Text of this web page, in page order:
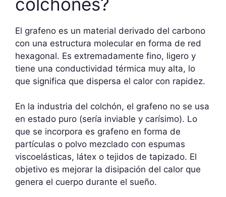
El grafeno es un material derivado del carbono
con una estructura molecular en forma de red
hexagonal. Es extremadamente fino, ligero y
tiene una conductividad térmica muy alta, lo
que significa que dispersa el calor con rapidez.
En la industria del colchón, el grafeno no se usa
en estado puro (sería inviable y carísimo). Lo
que se incorpora es grafeno en forma de
partículas o polvo mezclado con espumas
viscoelásticas, látex o tejidos de tapizado. El
objetivo es mejorar la disipación del calor que
genera el cuerpo durante el sueño.